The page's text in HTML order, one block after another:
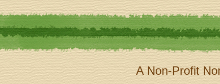
A Non-Profit